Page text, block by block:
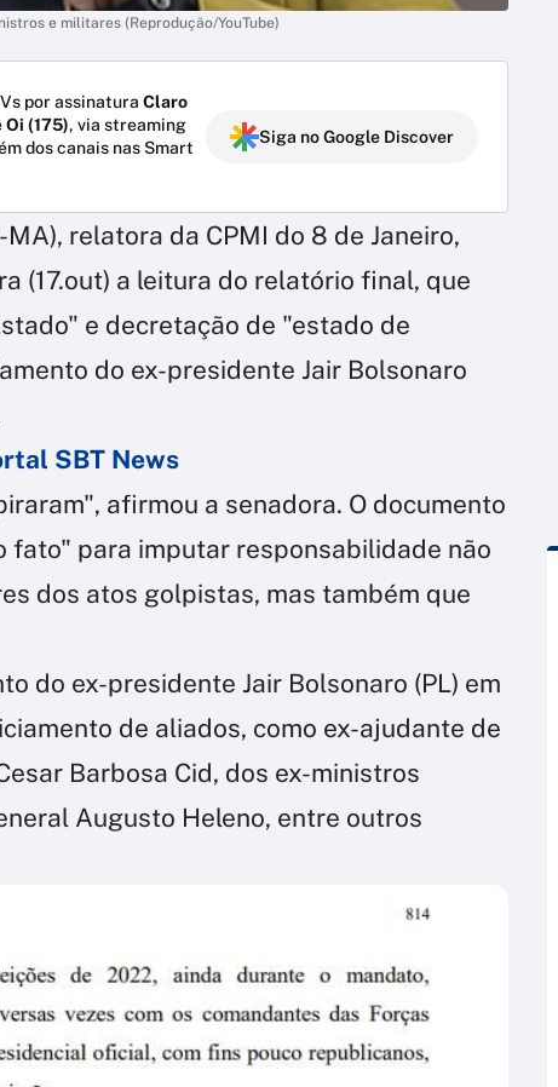
e militares (Reprodução/YouTube)
por assinatura Claro
Oi (175), via streaming
dos canais nas Smart
Siga no Google Discover
relatora da CPMI do 8 de Janeiro,
(17.out) a leitura do relatório final, que
e decretação de "estado de
do ex-presidente Jair Bolsonaro
SBT News
afirmou a senadora. O documento
fato" para imputar responsabilidade não
dos atos golpistas, mas também que
do ex-presidente Jair Bolsonaro (PL) em
de aliados, como ex-ajudante de
Barbosa Cid, dos ex-ministros
Augusto Heleno, entre outros